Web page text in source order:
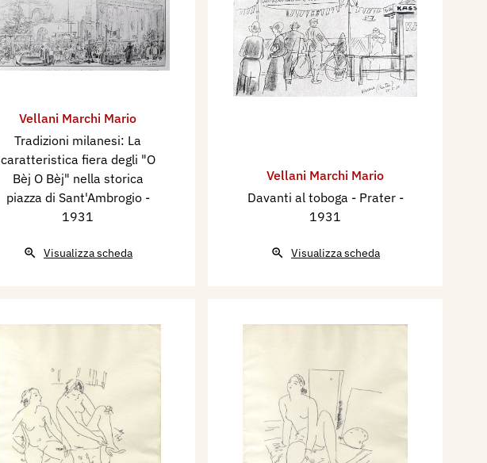
Vellani Marchi Mario
Tradizioni milanesi: La
caratteristica fiera degli "O
Bèj O Bèj" nella storica
piazza di Sant'Ambrogio -
1931
Visualizza scheda
Vellani Marchi Mario
Davanti al toboga - Prater -
1931
Visualizza scheda